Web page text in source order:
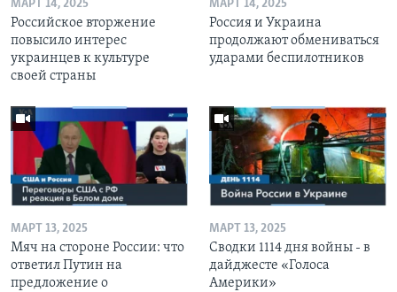
МАРТ 14, 2025
Российское вторжение
повысило интерес
украинцев к культуре
своей страны
МАРТ 14, 2025
Россия и Украина
продолжают обмениваться
ударами беспилотников
МАРТ 13, 2025
Мяч на стороне России: что
ответил Путин на
предложение о
МАРТ 13, 2025
Сводки 1114 дня войны - в
дайджесте «Голоса
Америки»